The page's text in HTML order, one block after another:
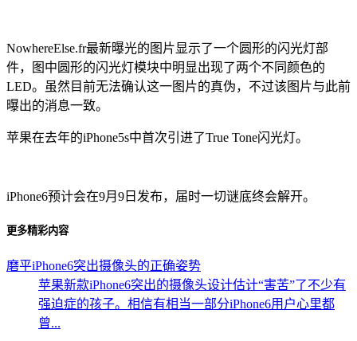
NowhereElse.fr最新曝光的图片显示了一个圆形的闪光灯部
件，图中圆形的闪光灯模块中明显出现了两个不同颜色的
LED。虽然目前无法确认这一图片的真伪，不过该图片与此前
曝出的消息一致。
苹果在去年的iPhone5s中首次引进了True Tone闪光灯。
iPhone6预计会在9月9日发布，届时一切谜底终会解开。
更多精彩内容
磨平iPhone6突出摄像头的正确姿势
苹果新款iPhone6突出的摄像头设计估计“害苦”了不少有
强迫症的孩子。相信有相当一部分iPhone6用户心里都
曾...